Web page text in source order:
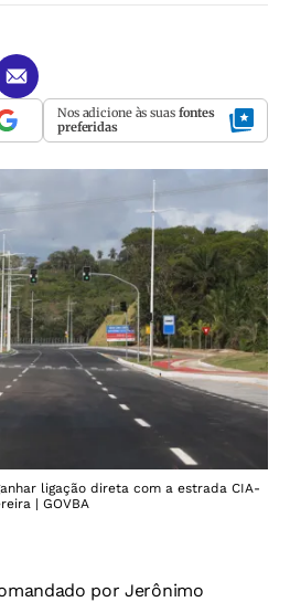
Nos adicione às suas fontes
preferidas
ligação direta com a estrada CIA-
| GOVBA
por Jerônimo